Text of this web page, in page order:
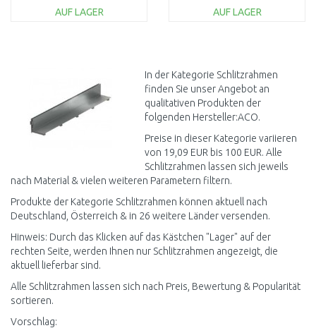
AUF LAGER
AUF LAGER
Vergleichen
In der Kategorie Schlitzrahmen
finden Sie unser Angebot an
qualitativen Produkten der
folgenden Hersteller:ACO.
Preise in dieser Kategorie variieren
von 19,09 EUR bis 100 EUR. Alle
Schlitzrahmen lassen sich jeweils
nach Material & vielen weiteren Parametern filtern.
Produkte der Kategorie Schlitzrahmen können aktuell nach
Deutschland, Österreich & in 26 weitere Länder versenden.
Hinweis: Durch das Klicken auf das Kästchen "Lager" auf der
rechten Seite, werden Ihnen nur Schlitzrahmen angezeigt, die
aktuell lieferbar sind.
Alle Schlitzrahmen lassen sich nach Preis, Bewertung & Popularität
sortieren.
Vorschlag: